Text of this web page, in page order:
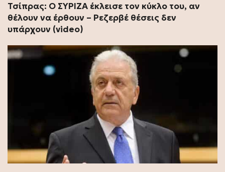
Τσίπρας: Ο ΣΥΡΙΖΑ έκλεισε τον κύκλο του, αν
θέλουν να έρθουν – Ρεζερβέ θέσεις δεν
υπάρχουν (video)